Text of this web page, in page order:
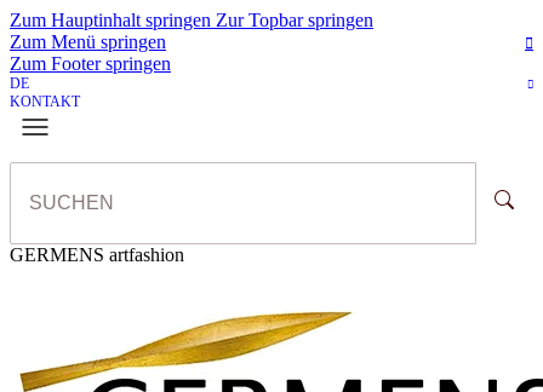
Zum Hauptinhalt springen Zur Topbar springen
Zum Menü springen
Zum Footer springen
DE
KONTAKT
GERMENS artfashion